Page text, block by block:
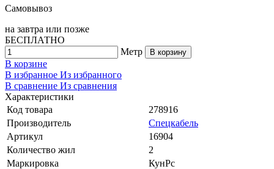
Самовывоз
на завтра или позже
БЕСПЛАТНО
Метр
В корзину
В корзине
В избранное Из избранного
В сравнение Из сравнения
Характеристики
Код товара
278916
Производитель
Спецкабель
Артикул
16904
Количество жил
2
Маркировка
КунРс